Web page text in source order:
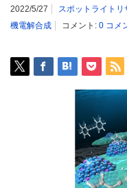
2022/5/27 スポットライトリ
機電解合成
コメント: 0 コメ